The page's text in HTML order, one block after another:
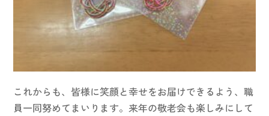
これからも、皆様に笑顔と幸せをお届けできるよう、職
員一同努めてまいります。来年の敬老会も楽しみにして